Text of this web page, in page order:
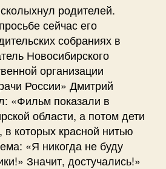
родителей.
сейчас его
собраниях в
Новосибирского
организации
России» Дмитрий
«Фильм показали в
области, а потом дети
в которых красной нитью
«Я никогда не буду
Значит, достучались!»